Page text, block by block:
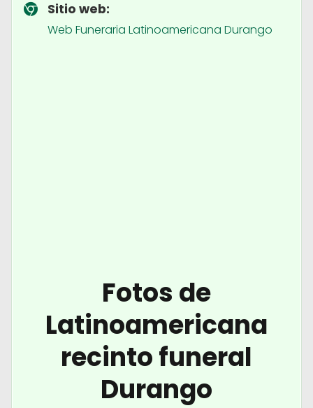
Sitio web:
Web Funeraria Latinoamericana Durango
Fotos de
Latinoamericana
recinto funeral
Durango